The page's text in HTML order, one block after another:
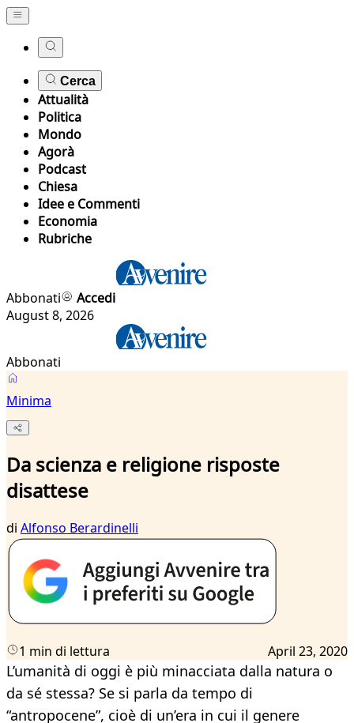
Cerca
Attualità
Politica
Mondo
Agorà
Podcast
Chiesa
Idee e Commenti
Economia
Rubriche
Abbonati
Accedi
August 8, 2026
Abbonati
Minima
Da scienza e religione risposte
disattese
di Alfonso Berardinelli
1 min di lettura April 23, 2020
L’umanità di oggi è più minacciata dalla natura o
da sé stessa? Se si parla da tempo di
“antropocene”, cioè di un’era in cui il genere